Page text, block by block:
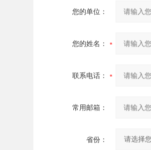
您的单位：
您的姓名：
联系电话：
常用邮箱：
省份：